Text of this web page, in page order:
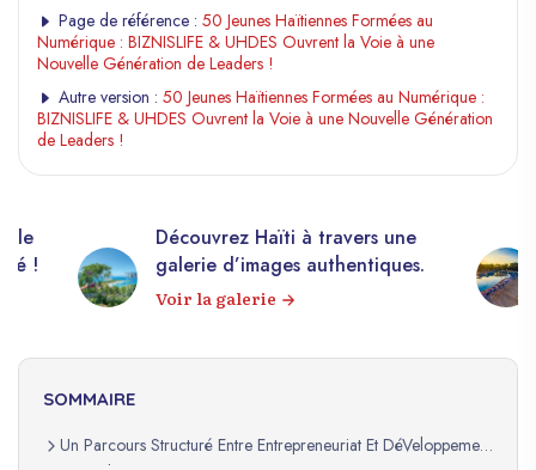
Page de référence : 50 Jeunes Haïtiennes Formées au
Numérique : BIZNISLIFE & UHDES Ouvrent la Voie à une
Nouvelle Génération de Leaders !
Autre version : 50 Jeunes Haïtiennes Formées au Numérique :
BIZNISLIFE & UHDES Ouvrent la Voie à une Nouvelle Génération
de Leaders !
!
Découvrez Haïti à travers une
galerie d’images authentiques.
Voir la galerie
SOMMAIRE
Un Parcours Structuré Entre Entrepreneuriat Et DéVeloppement